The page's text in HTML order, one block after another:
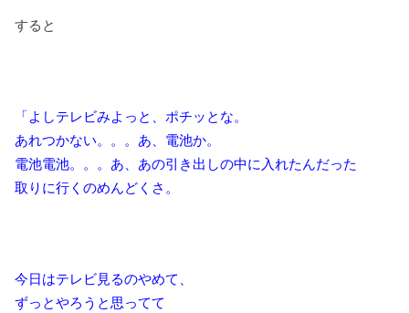
すると
「よしテレビみよっと、ポチッとな。
あれつかない。。。あ、電池か。
電池電池。。。あ、あの引き出しの中に入れたんだった
取りに行くのめんどくさ。
今日はテレビ見るのやめて、
ずっとやろうと思ってて